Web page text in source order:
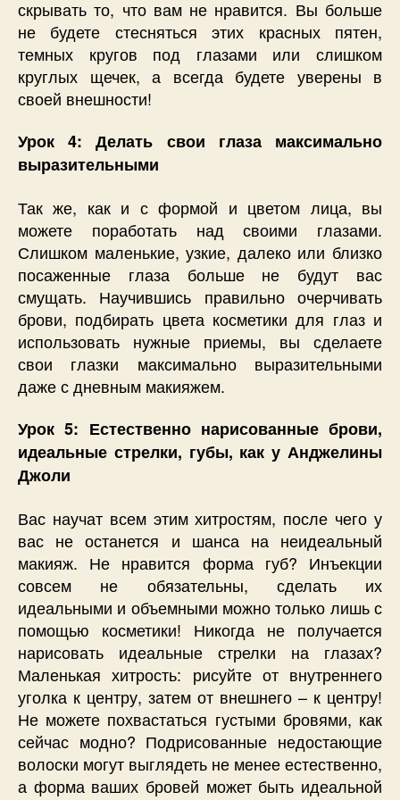
скрывать то, что вам не нравится. Вы больше
не будете стесняться этих красных пятен,
темных кругов под глазами или слишком
круглых щечек, а всегда будете уверены в
своей внешности!
Урок 4: Делать свои глаза максимально
выразительными
Так же, как и с формой и цветом лица, вы
можете поработать над своими глазами.
Слишком маленькие, узкие, далеко или близко
посаженные глаза больше не будут вас
смущать. Научившись правильно очерчивать
брови, подбирать цвета косметики для глаз и
использовать нужные приемы, вы сделаете
свои глазки максимально выразительными
даже с дневным макияжем.
Урок 5: Естественно нарисованные брови,
идеальные стрелки, губы, как у Анджелины
Джоли
Вас научат всем этим хитростям, после чего у
вас не останется и шанса на неидеальный
макияж. Не нравится форма губ? Инъекции
совсем не обязательны, сделать их
идеальными и объемными можно только лишь с
помощью косметики! Никогда не получается
нарисовать идеальные стрелки на глазах?
Маленькая хитрость: рисуйте от внутреннего
уголка к центру, затем от внешнего – к центру!
Не можете похвастаться густыми бровями, как
сейчас модно? Подрисованные недостающие
волоски могут выглядеть не менее естественно,
а форма ваших бровей может быть идеальной